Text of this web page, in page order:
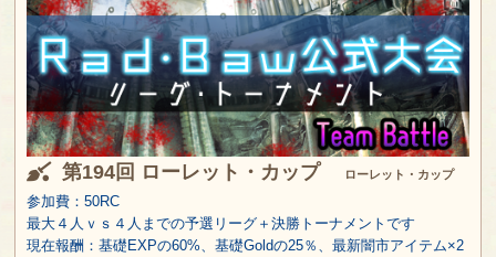
第194回 ローレット・カップ ローレット・カップ
参加費：50RC
最大４人ｖｓ４人までの予選リーグ＋決勝トーナメントです
現在報酬：基礎EXPの60%、基礎Goldの25％、最新闇市アイテム×2